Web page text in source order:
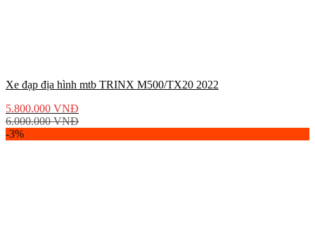
Xe đạp địa hình mtb TRINX M500/TX20 2022
5.800.000 VNĐ
6.000.000VNĐ
-3%